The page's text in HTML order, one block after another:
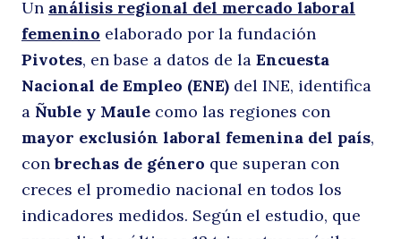
y
Un análisis regional del mercado laboral
femenino elaborado por la fundación
Pivotes, en base a datos de la Encuesta
Nacional de Empleo (ENE) del INE, identifica
a Ñuble y Maule como las regiones con
mayor exclusión laboral femenina del país,
conbrechas de género que superan con
creces el promedio nacional en todos los
indicadores medidos. Según el estudio, que